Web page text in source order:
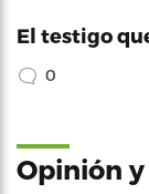
El testigo
0
Opinión